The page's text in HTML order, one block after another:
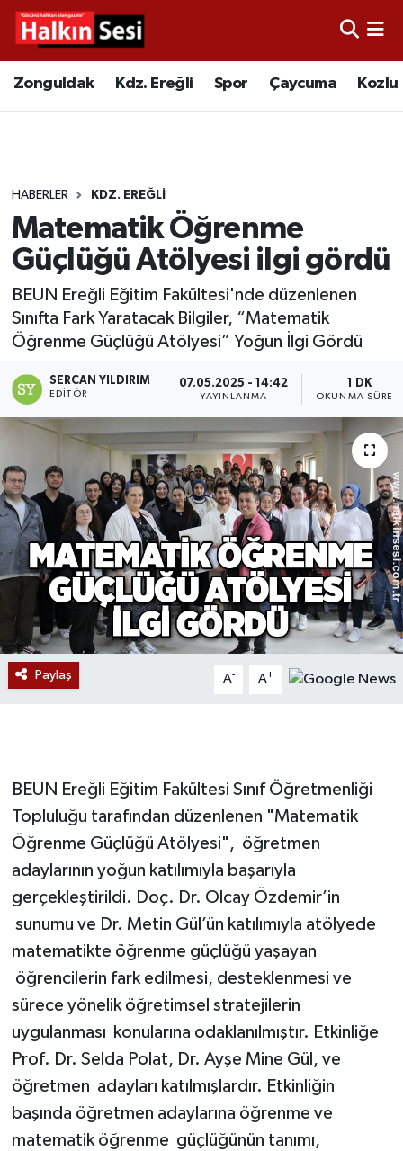
Zonguldak Kdz. Ereğli Spor Çaycuma Kozlu
HABERLER KDZ. EREĞLI
Matematik Öğrenme
Güçlüğü Atölyesi ilgi gördü
BEUN Ereğli Eğitim Fakültesi'nde düzenlenen
Sınıfta Fark Yaratacak Bilgiler, “Matematik
Öğrenme Güçlüğü Atölyesi” Yoğun İlgi Gördü
SERCAN YILDIRIM
EDITÖR
07.05.2025 - 14:42
YAYINLANMA
1 DK
OKUNMA SÜRESI
Paylaş A- A+
BEUN Ereğli Eğitim Fakültesi Sınıf Öğretmenliği
Topluluğu tarafından düzenlenen "Matematik
Öğrenme Güçlüğü Atölyesi", öğretmen
adaylarının yoğun katılımıyla başarıyla
gerçekleştirildi. Doç. Dr. Olcay Özdemir’in
sunumu ve Dr. Metin Gül’ün katılımıyla atölyede
matematikte öğrenme güçlüğü yaşayan
öğrencilerin fark edilmesi, desteklenmesi ve
sürece yönelik öğretimsel stratejilerin
uygulanması konularına odaklanılmıştır. Etkinliğe
Prof. Dr. Selda Polat, Dr. Ayşe Mine Gül, ve
öğretmen adayları katılmışlardır. Etkinliğin
başında öğretmen adaylarına öğrenme ve
matematik öğrenme güçlüğünün tanımı,
Video
Çaycuma
Alaplı
Asayiş
Bartın
Karabük
Devrek
Bolu
ÇEVRE
BİLİM VE TEKNOLOJİ
DUNYA
Düzce
Genel
Gökçebey
GÜNDEM
Kilimli
Kültür - Sanat
MAGAZİN
Politika
Merkez Hava Durumu
Tüm Manşetler
Son Dakika Haberleri
Haber Arşivi